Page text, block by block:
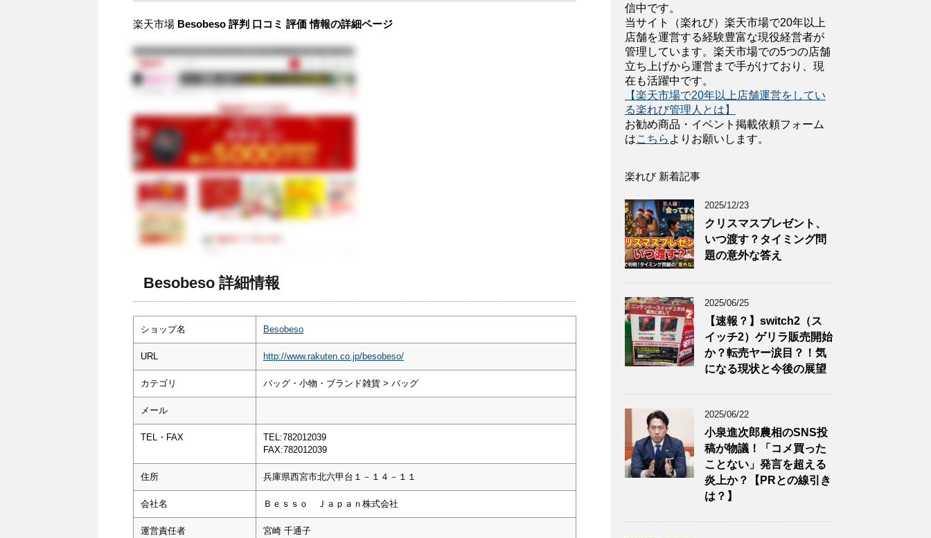
楽天市場 Besobeso 評判 口コミ 評価 情報の詳細ページ
Besobeso 詳細情報
ショップ名 Besobeso
URL http://www.rakuten.co.jp/besobeso/
カテゴリ バッグ・小物・ブランド雑貨 > バッグ
メール
TEL・FAX
TEL:782012039
FAX:782012039
住所 兵庫県西宮市北六甲台１－１４－１１
会社名 Ｂｅｓｓｏ Ｊａｐａｎ株式会社
運営責任者 宮崎 千通子
信中です。
当サイト（楽れび）楽天市場で20年以上
店舗を運営する経験豊富な現役経営者が
管理しています。楽天市場での5つの店舗
立ち上げから運営まで手がけており、現
在も活躍中です。
【楽天市場で20年以上店舗運営をしてい
る楽れび管理人とは】
お勧め商品・イベント掲載依頼フォーム
はこちら よりお願いします。
楽れび 新着記事
2025/12/23
クリスマスプレゼント、
いつ渡す？タイミング問
題の意外な答え
2025/06/25
【速報？】switch2（ス
イッチ2）ゲリラ販売開始
か？転売ヤー涙目？！気
になる現状と今後の展望
2025/06/22
小泉進次郎農相のSNS投
稿が物議！「コメ買った
ことない」発言を超える
炎上か？【PRとの線引き
は？】